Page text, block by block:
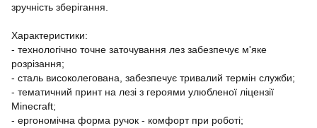
зручність зберігання.
Характеристики:
- технологічно точне заточування лез забезпечує м'яке
розрізання;
- сталь високолегована, забезпечує тривалий термін служби;
- тематичний принт на лезі з героями улюбленої ліцензії
Minecraft;
- ергономічна форма ручок - комфорт при роботі;